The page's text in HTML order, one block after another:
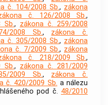
č. 104/2008 Sb., zákona
č. 126/2008 Sb.,
Sb., zákona č. 259/2008
2008 Sb., zákona č.
č. 305/2008 Sb., zákona
č. 7/2009 Sb., zákona
č. 218/2009 Sb.,
Sb., zákona č. 281/2009
2009 Sb., zákona č.
č. 420/2009 Sb. a nálezu
pod č. 48/2010